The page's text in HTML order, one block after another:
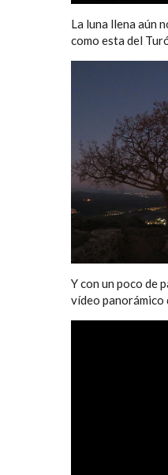
La luna llena aún
como esta del
Y con un poco de
vídeo panorámico